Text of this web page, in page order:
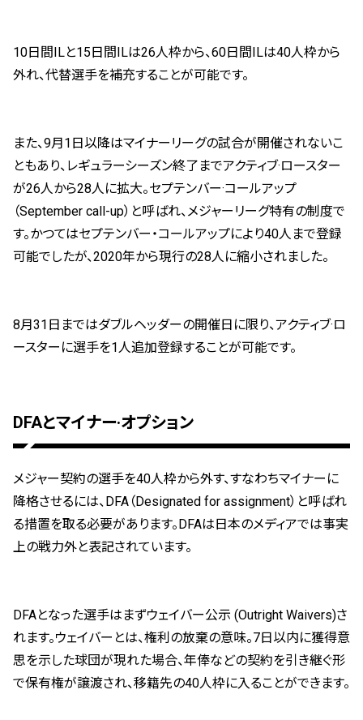
10日間ILと15日間ILは26人枠から、60日間ILは40人枠から
外れ、代替選手を補充することが可能です。
また、9月1日以降はマイナーリーグの試合が開催されないこ
ともあり、レギュラーシーズン終了までアクティブ·ロースター
が26人から28人に拡大。セプテンバー·コールアップ
（September call-up）と呼ばれ、メジャーリーグ特有の制度で
す。かつてはセプテンバー・コールアップにより40人まで登録
可能でしたが、2020年から現行の28人に縮小されました。
8月31日まではダブルヘッダーの開催日に限り、アクティブ·ロ
ースターに選手を1人追加登録することが可能です。
DFAとマイナー·オプション
メジャー契約の選手を40人枠から外す、すなわちマイナーに
降格させるには、DFA（Designated for assignment）と呼ばれ
る措置を取る必要があります。DFAは日本のメディアでは事実
上の戦力外と表記されています。
DFAとなった選手はまずウェイバー公示 (Outright Waivers)さ
れます。ウェイバーとは、権利の放棄の意味。7日以内に獲得意
思を示した球団が現れた場合、年俸などの契約を引き継ぐ形
で保有権が譲渡され、移籍先の40人枠に入ることができます。